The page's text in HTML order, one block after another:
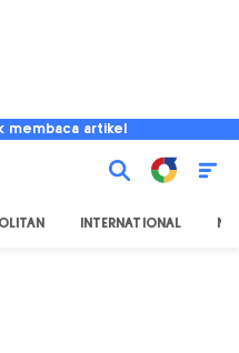
membaca artikel
INTERNATIONAL